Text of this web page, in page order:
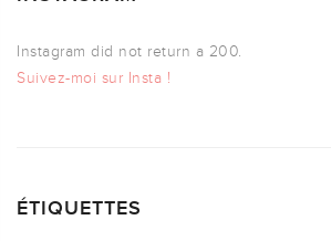
Instagram did not return a 200.
Suivez-moi sur Insta !
ÉTIQUETTES